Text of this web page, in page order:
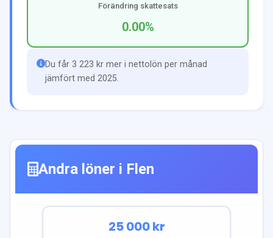
Förändring skattesats
0.00%
Du får 3 223 kr mer i nettolön per månad
jämfört med 2025.
Andra löner i Flen
25 000kr